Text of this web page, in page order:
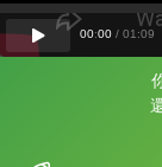
00:00 / 01 :09